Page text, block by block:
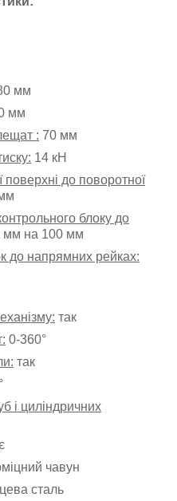
мм
мм
: 70 мм
14 кН
до поворотної
блоку до
мм на 100 мм
до напрямних рейках:
так
0-360°
так
°
і циліндричних
чавун
сталь